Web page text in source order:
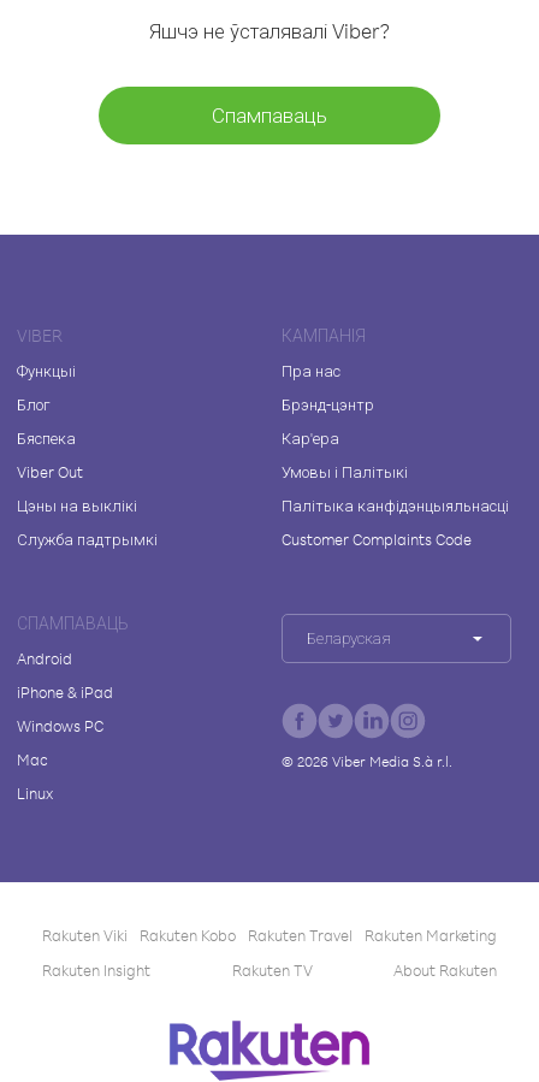
Яшчэ не ўсталявалі Viber?
Спампаваць
VIBER
Функцыі
Блог
Бяспека
Viber Out
Цэны на выклікі
Служба падтрымкі
КАМПАНІЯ
Пра нас
Брэнд-цэнтр
Кар'ера
Умовы і Палітыкі
Палітыка канфідэнцыяльнасці
Customer Complaints Code
СПАМПАВАЦЬ
Android
iPhone & iPad
Windows PC
Mac
Linux
Беларуская
© 2026Viber Media S.à r.l.
Rakuten Viki Rakuten Kobo Rakuten Travel
Rakuten Marketing
Rakuten Insight
Rakuten TV About Rakuten